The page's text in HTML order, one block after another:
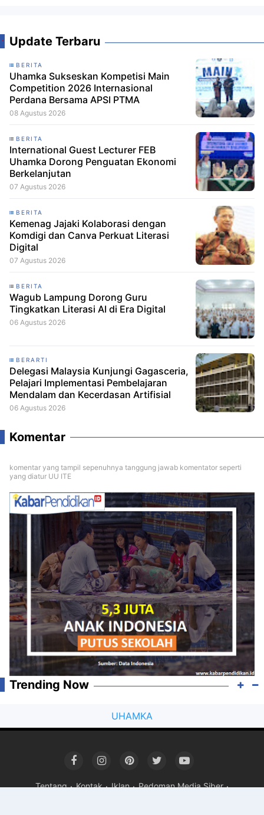
Update Terbaru
BERITA
Uhamka Sukseskan Kompetisi Main
Competition 2026 Internasional
Perdana Bersama APSI PTMA
08 Agustus 2026
BERITA
International Guest Lecturer FEB
Uhamka Dorong Penguatan Ekonomi
Berkelanjutan
07 Agustus 2026
BERITA
Kemenag Jajaki Kolaborasi dengan
Komdigi dan Canva Perkuat Literasi
Digital
07 Agustus 2026
BERITA
Wagub Lampung Dorong Guru
Tingkatkan Literasi AI di Era Digital
06 Agustus 2026
BERARTI
Delegasi Malaysia Kunjungi Gagasceria,
Pelajari Implementasi Pembelajaran
Mendalam dan Kecerdasan Artifisial
06 Agustus 2026
Komentar
komentar yang tampil sepenuhnya tanggung jawab komentator seperti
yang diatur UU ITE
Trending Now
UHAMKA
Tentang Kontak Iklan Pedoman Media Siber